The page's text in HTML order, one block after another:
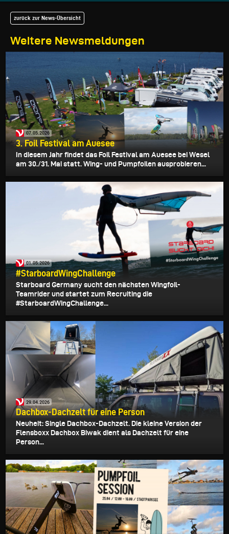
Weitere Newsmeldungen
zurück zur News-Übersicht
07.05.2026
3. Foil Festival am Auesee
In diesem Jahr findet das Foil Festival am Auesee bei Wesel
am 30./31. Mai statt. Wing- und Pumpfoilen ausprobieren...
01.05.2026
#StarboardWingChallenge
Starboard Germany sucht den nächsten Wingfoil-
Teamrider und startet zum Recruiting die
#StarboardWingChallenge...
29.04.2026
Dachbox-Dachzelt für eine Person
Neuheit: Single Dachbox-Dachzelt. Die kleine Version der
Flensboxx Dachbox Biwak dient als Dachzelt für eine
Person...